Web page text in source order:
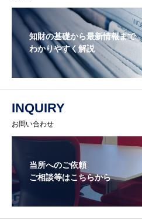
知財の基礎から最新情報まで
わかりやすく解説
INQUIRY
お問い合わせ
当所へのご依頼
ご相談等はこちらから